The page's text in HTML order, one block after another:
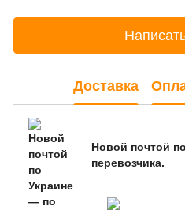
Доставка
Новой почтой
перевозчика.